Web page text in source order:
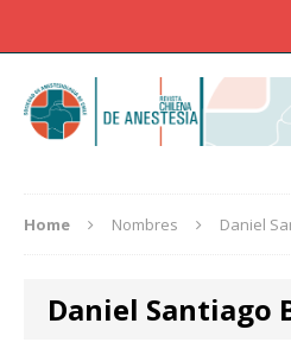
Home Nombres Daniel
Daniel Santiago